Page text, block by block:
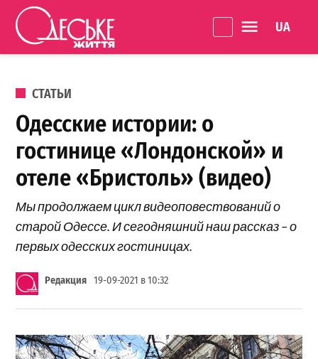
Перейти к содержанию
життя
ОПУБЛИКОВАНО В
СТАТЬИ
Одесские истории: о
гостинице «Лондонской» и
отеле «Бристоль» (видео)
Мы продолжаем цикл видеоповествований о
старой Одессе. И сегодняшний наш рассказ – о
первых одесских гостиницах.
Редакция 19-09-2021 в 10:32